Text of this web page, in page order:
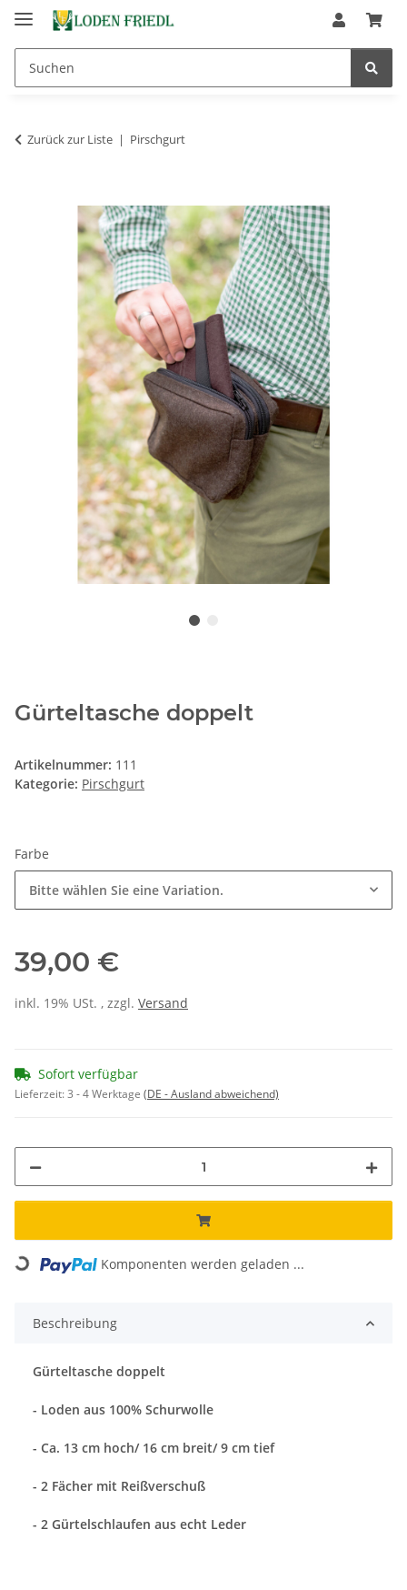
Zurück zur Liste Pirschgurt
Gürteltasche doppelt
Artikelnummer: 111
Kategorie: Pirschgurt
Farbe
Bitte wählen Sie eine Variation.
39,00 €
inkl. 19% USt. , zzgl. Versand
Sofort verfügbar
Lieferzeit:3 - 4 Werktage (DE - Ausland abweichend)
Loading... Komponenten werden geladen ...
Beschreibung
Gürteltasche doppelt
- Loden aus 100% Schurwolle
- Ca. 13 cm hoch/ 16 cm breit/ 9 cm tief
- 2 Fächer mit Reißverschuß
- 2 Gürtelschlaufen aus echt Leder